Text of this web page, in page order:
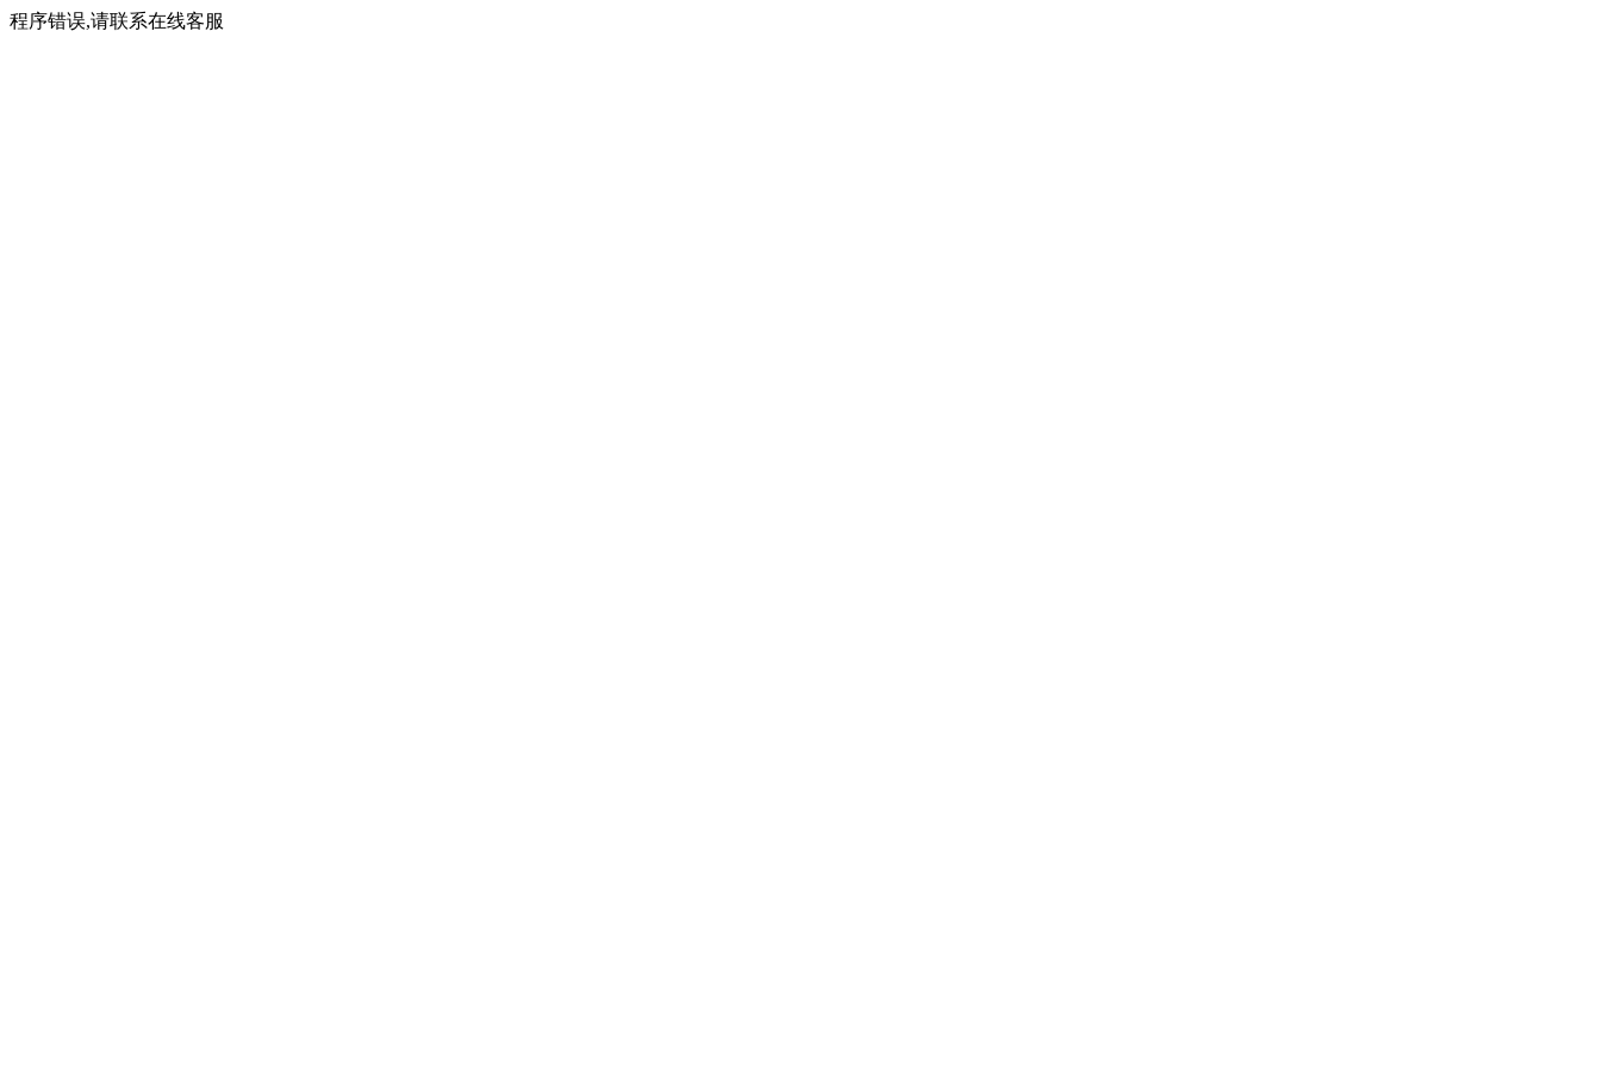
程序错误,请联系在线客服